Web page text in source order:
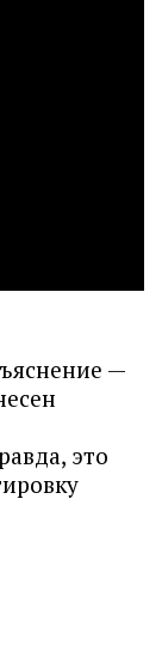
—
это